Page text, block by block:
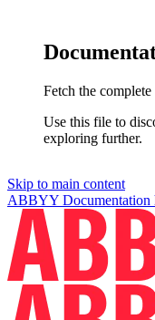
Fetch the
Use this file to
exploring further.
Skip to main content
ABBYY Documentation